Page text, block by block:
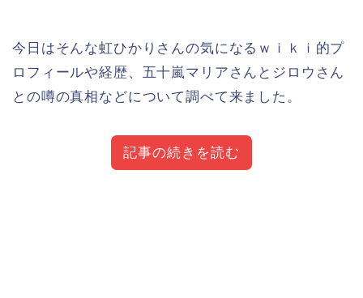
今日はそんな虹ひかりさんの気になるｗｉｋｉ的プ
ロフィールや経歴、五十嵐マリアさんとジロウさん
との噂の真相などについて調べて来ました。
記事の続きを読む